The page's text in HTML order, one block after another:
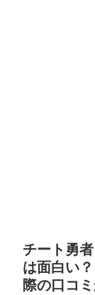
チート勇
は面白い
際の口コ